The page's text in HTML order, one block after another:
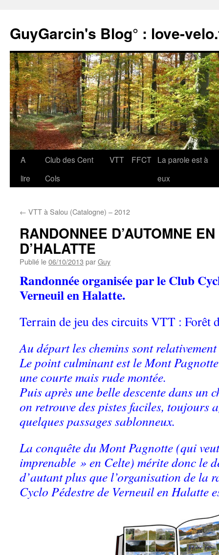
contenu
GuyGarcin's Blog° : love-
A
lire
Club des Cent
Cols
VTT FFCT La parole est à
eux
← VTT à Salou (Catalogne) – 2012
RANDONNEE D’AUTOMNE
D’HALATTE
Publié le06/10/2013 parGuy
Randonnée organisée par le Club
Verneuil en Halatte.
Terrain de jeu des circuits VTT : Forêt
Au départ les chemins sont
Le point culminant est le Mont
une courte mais rude montée.
Puis après une belle descente dans un
on retrouve des pistes faciles, toujours
quelques passages sablonneux.
La conquête du Mont Pagnotte (qui
imprenable » en Celte) mérite donc le
d’autant plus que l’organisation de la
Cyclo Pédestre de Verneuil en Halatte